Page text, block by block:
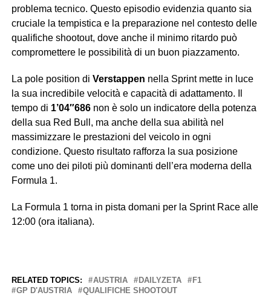
problema tecnico. Questo episodio evidenzia quanto sia
cruciale la tempistica e la preparazione nel contesto delle
qualifiche shootout, dove anche il minimo ritardo può
compromettere le possibilità di un buon piazzamento.
La pole position di Verstappen nella Sprint mette in luce
la sua incredibile velocità e capacità di adattamento. Il
tempo di 1’04″686non è solo un indicatore della potenza
della sua Red Bull, ma anche della sua abilità nel
massimizzare le prestazioni del veicolo in ogni
condizione. Questo risultato rafforza la sua posizione
come uno dei piloti più dominanti dell’era moderna della
Formula 1.
La Formula 1 torna in pista domani per la Sprint Race alle
12:00 (ora italiana).
RELATED TOPICS: AUSTRIA DAILYZETA
F1
GP D'AUSTRIA
QUALIFICHE SHOOTOUT